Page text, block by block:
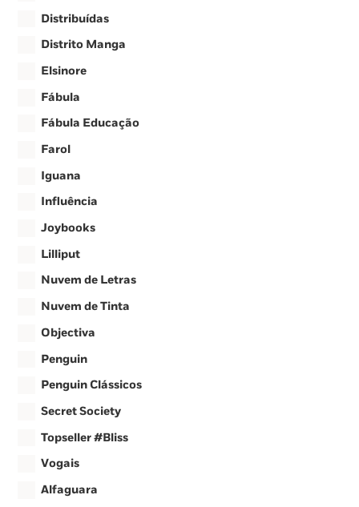
Distribuídas
Distrito Manga
Elsinore
Fábula
Fábula Educação
Farol
Iguana
Influência
Joybooks
Lilliput
Nuvem de Letras
Nuvem de Tinta
Objectiva
Penguin
Penguin Clássicos
Secret Society
Topseller #Bliss
Vogais
Alfaguara